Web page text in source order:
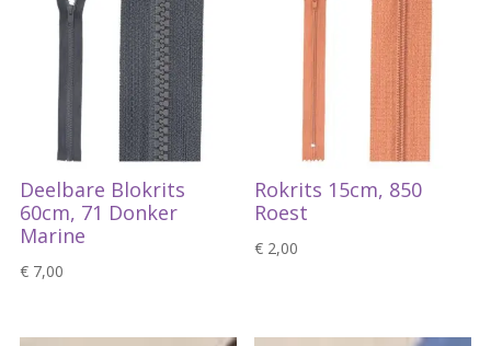
Deelbare Blokrits
60cm, 71 Donker
Marine
€7,00
Rokrits 15cm, 850
Roest
€ 2,00